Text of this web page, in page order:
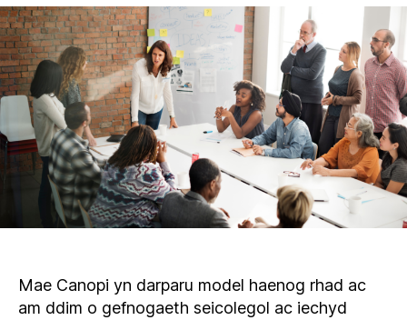
Mae Canopi yn darparu model haenog rhad ac
am ddim o gefnogaeth seicolegol ac iechyd